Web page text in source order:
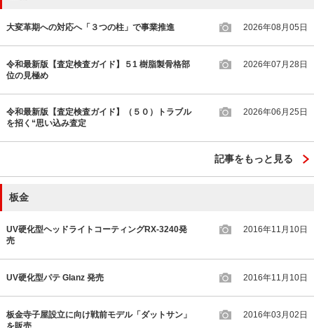
大変革期への対応へ「３つの柱」で事業推進 2026年08月05日
令和最新版【査定検査ガイド】５1 樹脂製骨格部
位の見極め
2026年07月28日
令和最新版【査定検査ガイド】（５０）トラブル
を招く“思い込み査定
2026年06月25日
記事をもっと見る
板金
UV硬化型ヘッドライトコーティングRX-3240発
売
2016年11月10日
UV硬化型パテ Glanz 発売 2016年11月10日
板金寺子屋設立に向け戦前モデル「ダットサン」
を販売
2016年03月02日